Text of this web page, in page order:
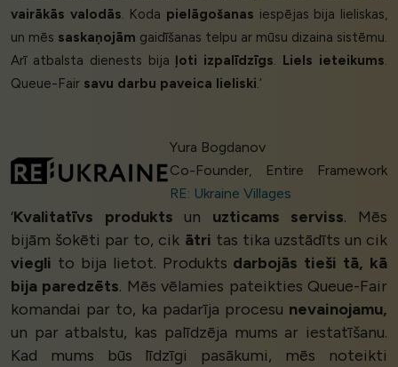
vairākās valodās. Koda pielāgošanas iespējas bija lieliskas,
un mēs saskaņojām gaidīšanas telpu ar mūsu dizaina sistēmu.
Arī atbalsta dienests bija ļoti izpalīdzīgs. Liels ieteikums.
Queue-Fair savu darbu paveica lieliski.’
Yura Bogdanov
Co-Founder, Entire Framework
RE: Ukraine Villages
‘Kvalitatīvs produkts un uzticams serviss. Mēs
bijām šokēti par to, cik ātri tas tika uzstādīts un cik
viegli to bija lietot. Produkts darbojās tieši tā, kā
bija paredzēts. Mēs vēlamies pateikties Queue-Fair
komandai par to, ka padarīja procesu nevainojamu,
un par atbalstu, kas palīdzēja mums ar iestatīšanu.
Kad mums būs līdzīgi pasākumi, mēs noteikti